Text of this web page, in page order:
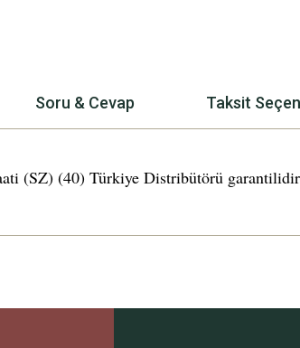
Soru & Cevap Taksit
(SZ) (40) Türkiye Distribütörü
Bu ürüne ilk yorumu siz
Ürün hakkında henüz soru
Sitemize ilk yorumu siz